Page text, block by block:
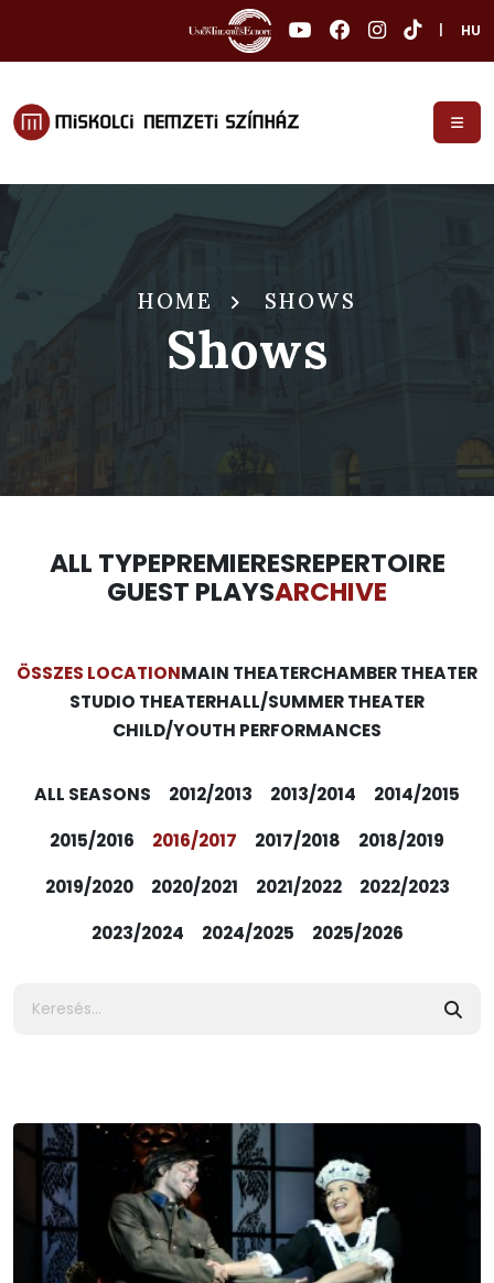
HU
HOME SHOWS
Shows
ALL TYPEPREMIERESREPERTOIRE
GUEST PLAYSARCHIVE
ÖSSZES LOCATIONMAIN THEATERCHAMBER THEATER
STUDIO THEATERHALL/SUMMER THEATER
CHILD/YOUTH PERFORMANCES
ALL SEASONS 2012/2013 2013/2014
2014/2015
2015/2016
2016/2017 2017/2018
2018/2019
2019/2020
2020/2021 2021/2022
2022/2023
2023/2024
2024/2025 2025/2026